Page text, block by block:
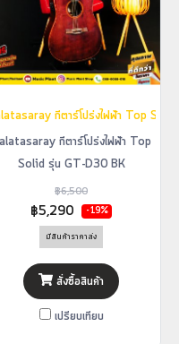
GT-D30 CSกีตาร์โปร่งไฟฟ้า Top
กีตาร์โปร่งไฟฟ้า Top
Solid รุ่น GT-D30 BK
฿6,500
฿5,290 -19%
มีสินค้าราคาส่ง
สั่งซื้อสินค้า
เปรียบเทียบ